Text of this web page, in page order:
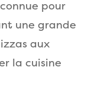
pour
une grande
aux
la cuisine